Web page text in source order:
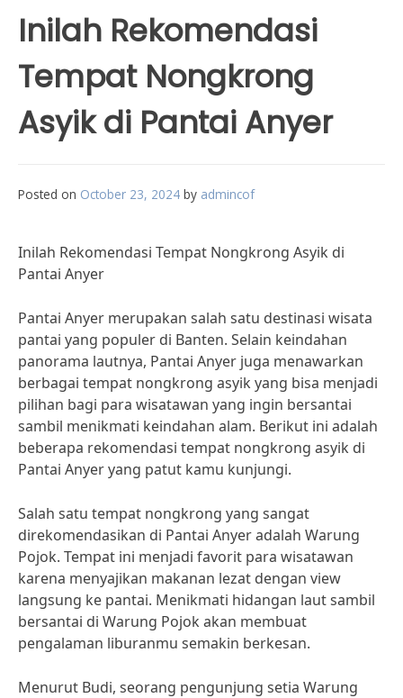
Inilah Rekomendasi
Tempat Nongkrong
Asyik di Pantai Anyer
Posted on October 23, 2024 by admincof
Inilah Rekomendasi Tempat Nongkrong Asyik di
Pantai Anyer
Pantai Anyer merupakan salah satu destinasi wisata
pantai yang populer di Banten. Selain keindahan
panorama lautnya, Pantai Anyer juga menawarkan
berbagai tempat nongkrong asyik yang bisa menjadi
pilihan bagi para wisatawan yang ingin bersantai
sambil menikmati keindahan alam. Berikut ini adalah
beberapa rekomendasi tempat nongkrong asyik di
Pantai Anyer yang patut kamu kunjungi.
Salah satu tempat nongkrong yang sangat
direkomendasikan di Pantai Anyer adalah Warung
Pojok. Tempat ini menjadi favorit para wisatawan
karena menyajikan makanan lezat dengan view
langsung ke pantai. Menikmati hidangan laut sambil
bersantai di Warung Pojok akan membuat
pengalaman liburanmu semakin berkesan.
Menurut Budi, seorang pengunjung setia Warung